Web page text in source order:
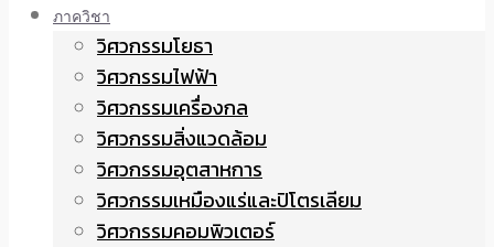
ภาควิชา
วิศวกรรมโยธา
วิศวกรรมไฟฟ้า
วิศวกรรมเครื่องกล
วิศวกรรมสิ่งแวดล้อม
วิศวกรรมอุตสาหการ
วิศวกรรมเหมืองแร่และปิโตรเลียม
วิศวกรรมคอมพิวเตอร์